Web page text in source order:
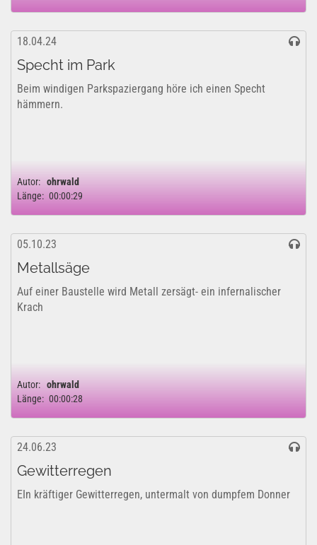
18.04.24
Specht im Park
Beim windigen Parkspaziergang höre ich einen Specht
hämmern.
Autor: ohrwald
Länge: 00:00:29
05.10.23
Metallsäge
Auf einer Baustelle wird Metall zersägt- ein infernalischer
Krach
Autor: ohrwald
Länge: 00:00:28
24.06.23
Gewitterregen
EIn kräftiger Gewitterregen, untermalt von dumpfem Donner